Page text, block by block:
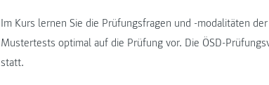
Im Kurs lernen Sie die Prüfungsfragen und -modalitäten
Mustertests optimal auf die Prüfung vor. Die ÖSD-
statt.